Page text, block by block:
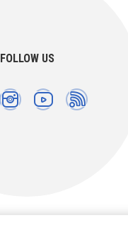
FOLLOW US